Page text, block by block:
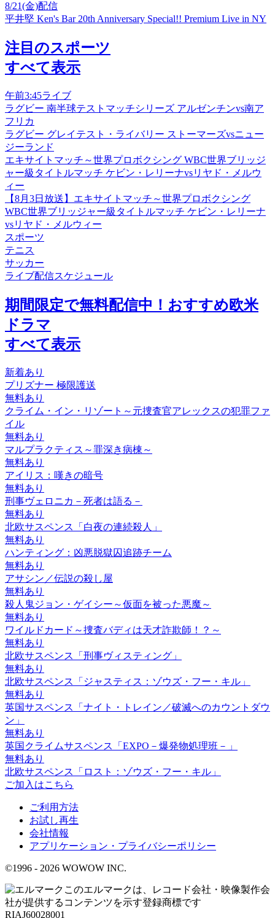
8/21(金)配信
平井堅 Ken's Bar 20th Anniversary Special!! Premium Live in NY
注目のスポーツ
すべて表示
午前3:45ライブ
ラグビー 南半球テストマッチシリーズ アルゼンチンvs南ア
フリカ
ラグビー グレイテスト・ライバリー ストーマーズvsニュー
ジーランド
エキサイトマッチ～世界プロボクシング WBC世界ブリッジ
ャー級タイトルマッチ ケビン・レリーナvsリヤド・メルウ
ィー
【8月3日放送】エキサイトマッチ～世界プロボクシング
WBC世界ブリッジャー級タイトルマッチ ケビン・レリーナ
vsリヤド・メルウィー
スポーツ
テニス
サッカー
ライブ配信スケジュール
期間限定で無料配信中！おすすめ欧米
ドラマ
すべて表示
新着あり
プリズナー 極限護送
無料あり
クライム・イン・リゾート～元捜査官アレックスの犯罪ファ
イル
無料あり
マルプラクティス～罪深き病棟～
無料あり
アイリス：嘆きの暗号
無料あり
刑事ヴェロニカ－死者は語る－
無料あり
北欧サスペンス「白夜の連続殺人」
無料あり
ハンティング：凶悪脱獄囚追跡チーム
無料あり
アサシン／伝説の殺し屋
無料あり
殺人鬼ジョン・ゲイシー～仮面を被った悪魔～
無料あり
ワイルドカード～捜査バディは天才詐欺師！？～
無料あり
北欧サスペンス「刑事ヴィスティング」
無料あり
北欧サスペンス「ジャスティス：ゾウズ・フー・キル」
無料あり
英国サスペンス「ナイト・トレイン／破滅へのカウントダウ
ン」
無料あり
英国クライムサスペンス「EXPO－爆発物処理班－」
無料あり
北欧サスペンス「ロスト：ゾウズ・フー・キル」
ご加入はこちら
ご利用方法
お試し再生
会社情報
アプリケーション・プライバシーポリシー
©1996 - 2026 WOWOW INC.
このエルマークは、レコード会社・映像製作会
社が提供するコンテンツを示す登録商標です
RIAJ60028001